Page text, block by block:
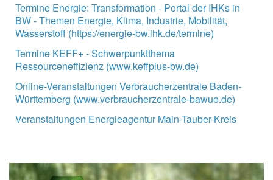
Termine Energie: Transformation - Portal der IHKs in
BW - Themen Energie, Klima, Industrie, Mobilität,
Wasserstoff (https://energie-bw.ihk.de/termine)
Termine KEFF+ - Schwerpunktthema
Ressourceneffizienz (www.keffplus-bw.de)
Online-Veranstaltungen Verbraucherzentrale Baden-
Württemberg (www.verbraucherzentrale-bawue.de)
Veranstaltungen Energieagentur Main-Tauber-Kreis